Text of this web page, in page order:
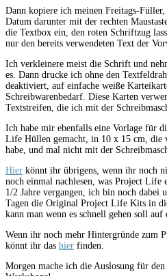
Dann kopiere ich meinen Freitags-
Datum darunter mit der rechten
die Textbox ein, den roten Schriftzug
nur den bereits verwendeten Text der
Ich verkleinere meist die Schrift und
es. Dann drucke ich ohne den
deaktiviert, auf einfache weiße
Schreibwarenbedarf. Diese Karten
Textstreifen, die ich mit der
Ich habe mir ebenfalls eine Vorlage für
Life Hüllen gemacht, in 10 x 15 cm, die
habe, und mal nicht mit der
Hier könnt ihr übrigens, wenn ihr noch
noch einmal nachlesen, was Project Life
1/2 Jahre vergangen, ich bin noch dabei
Tagen die Original Project Life Kits in
kann man wenn es schnell gehen soll
Wenn ihr noch mehr Hintergründe zum
könnt ihr das hier finden.
Morgen mache ich die Auslosung für